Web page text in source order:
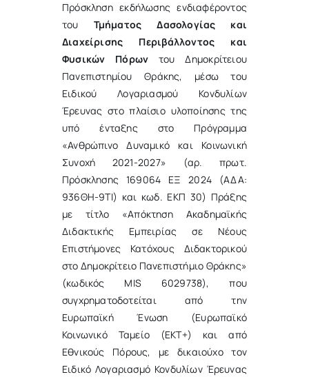
Πρόσκληση εκδήλωσης ενδιαφέροντος
του Τμήματος Δασολογίας και
Διαχείρισης Περιβάλλοντος και
Φυσικών Πόρωντου Δημοκρίτειου
Πανεπιστημίου Θράκης, μέσω του
Ειδικού Λογαριασμού Κονδυλίων
Έρευνας στο πλαίσιο υλοποίησης της
υπό ένταξης στο Πρόγραμμα
«Ανθρώπινο Δυναμικό και Κοινωνική
Συνοχή 2021-2027» (αρ. πρωτ.
Πρόσκλησης 169064 ΕΞ 2024 (ΑΔΑ:
936ΘΗ-9ΤΙ) και κωδ. ΕΚΠ 30) Πράξης
με τίτλο «Απόκτηση Ακαδημαϊκής
Διδακτικής Εμπειρίας σε Νέους
Επιστήμονες Κατόχους Διδακτορικού
στο Δημοκρίτειο Πανεπιστήμιο Θράκης»
(κωδικός MIS 6029738), που
συγχρηματοδοτείται από την
Ευρωπαϊκή Ένωση (Ευρωπαϊκό
Κοινωνικό Ταμείο (ΕΚΤ+) και από
Εθνικούς Πόρους, με δικαιούχο τον
Ειδικό Λογαριασμό Κονδυλίων Έρευνας